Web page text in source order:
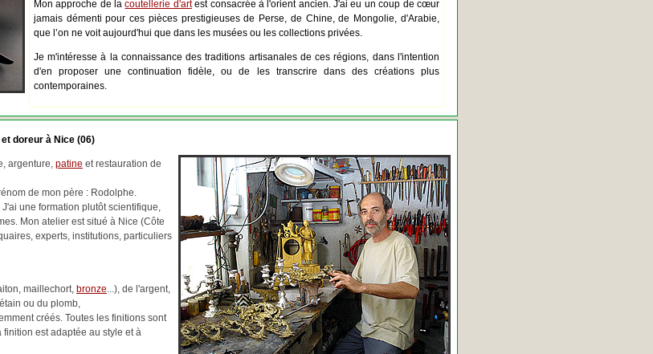
Mon approche de lacoutellerie d'artest consacrée à l'orient ancien. J'ai eu un coup de cœur
jamais démenti pour ces pièces prestigieuses de Perse, de Chine, de Mongolie, d'Arabie,
que l’on ne voit aujourd'hui que dans les musées ou les collections privées.
Je m'intéresse à la connaissance des traditions artisanales de ces régions, dans l'intention
d'en proposer une continuation fidèle, ou de les transcrire dans des créations plus
contemporaines.
doreur à Nice (06)
argenture, patine et restauration de
de mon père : Rodolphe.
une formation plutôt scientifique,
Mon atelier est situé à Nice (Côte
experts, institutions, particuliers
maillechort, bronze...), de l'argent,
ou du plomb,
créés. Toutes les finitions sont
est adaptée au style et à